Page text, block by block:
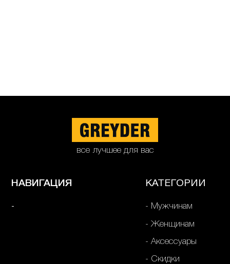
все лучшее для вас
НАВИГАЦИЯ КАТЕГОРИИ
Мужчинам
Женщинам
Аксессуары
Скидки